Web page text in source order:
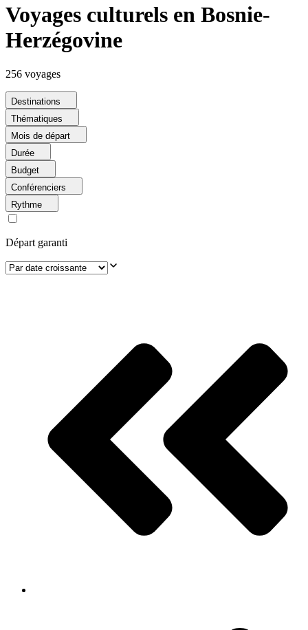
Voyages culturels en Bosnie-
Herzégovine
256 voyages
Destinations
Thématiques
Mois de départ
Durée
Budget
Conférenciers
Rythme
Départ garanti